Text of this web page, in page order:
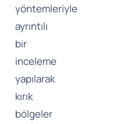
yöntemleriyle
ayrıntılı
bir
inceleme
yapılarak
kırık
bölgeler